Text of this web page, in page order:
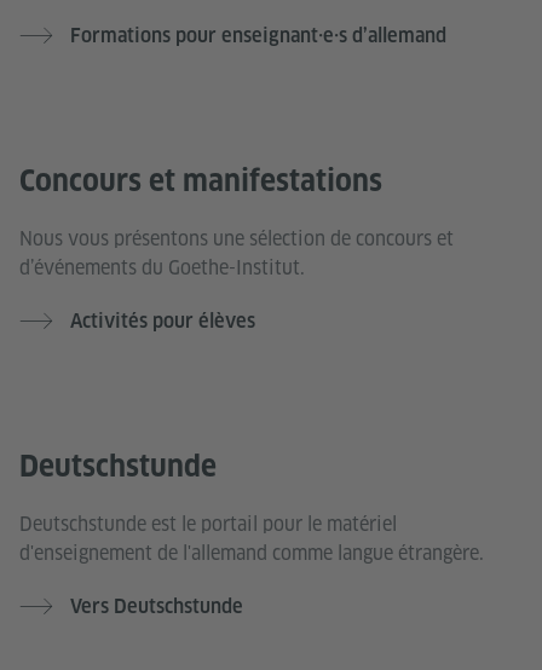
Formations pour enseignant·e·s d’allemand
Concours et manifestations
Nous vous présentons une sélection de concours et
d’événements du Goethe-Institut.
Activités pour élèves
Deutschstunde
Deutschstunde est le portail pour le matériel
d'enseignement de l'allemand comme langue étrangère.
Vers Deutschstunde